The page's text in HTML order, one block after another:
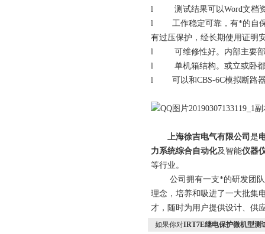
l 测试结果可以Word文档资
l 工作稳定可靠，有*的自保
有过压保护，经长期使用证明
l 可维修性好。内部主要部
l 单机箱结构。或立或卧都
l 可以和CBS-6C模拟断路器
上海徐吉电气有限公司 是
力系统综合自动化及智能仪器
等行业。
公司拥有一支*的研发团队
理念，培养和吸进了一大批集
才，随时为用户提供设计、供
如果你对IRT7E继电保护微机型测